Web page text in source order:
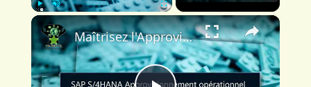
Unmute Fullscreen ×
Maîtrisez l'Approvisionnement Opérationnel : Cours Complet en ERP